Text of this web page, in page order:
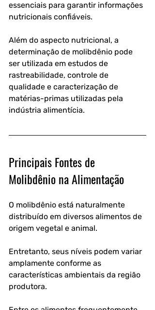
essenciais para garantir informações
nutricionais confiáveis.
Além do aspecto nutricional, a
determinação de molibdênio pode
ser utilizada em estudos de
rastreabilidade, controle de
qualidade e caracterização de
matérias-primas utilizadas pela
indústria alimentícia.
Principais Fontes de
Molibdênio na Alimentação
O molibdênio está naturalmente
distribuído em diversos alimentos de
origem vegetal e animal.
Entretanto, seus níveis podem variar
amplamente conforme as
características ambientais da região
produtora.